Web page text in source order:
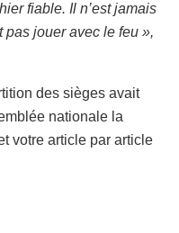
fiable. Il n’est jamais
pas jouer avec le feu »,
des sièges avait
nationale la
votre article par article